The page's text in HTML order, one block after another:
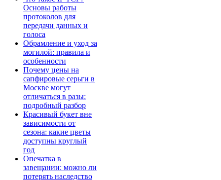
Основы работы
протоколов для
передачи данных и
голоса
Обрамление и уход за
могилой: правила и
особенности
Почему цены на
сапфировые серьги в
Москве могут
отличаться в разы:
подробный разбор
Красивый букет вне
зависимости от
сезона: какие цветы
доступны круглый
год
Опечатка в
завещании: можно ли
потерять наследство